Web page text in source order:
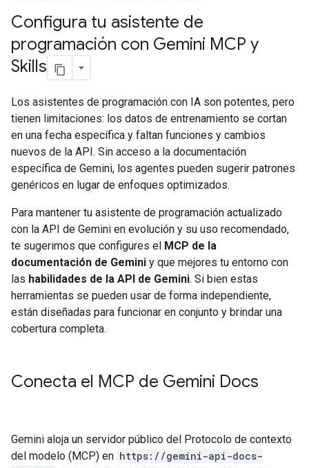
Configura tu asistente de
programación con Gemini MCP y
Skills
Los asistentes de programación con IA son potentes, pero
tienen limitaciones: los datos de entrenamiento se cortan
en una fecha específica y faltan funciones y cambios
nuevos de la API. Sin acceso a la documentación
específica de Gemini, los agentes pueden sugerir patrones
genéricos en lugar de enfoques optimizados.
Para mantener tu asistente de programación actualizado
con la API de Gemini en evolución y su uso recomendado,
te sugerimos que configures el MCP de la
documentación de Gemini y que mejores tu entorno con
las habilidades de la API de Gemini. Si bien estas
herramientas se pueden usar de forma independiente,
están diseñadas para funcionar en conjunto y brindar una
cobertura completa.
Conecta el MCP de Gemini Docs
Gemini aloja un servidor público del Protocolo de contexto
del modelo (MCP) en https://gemini-api-docs-